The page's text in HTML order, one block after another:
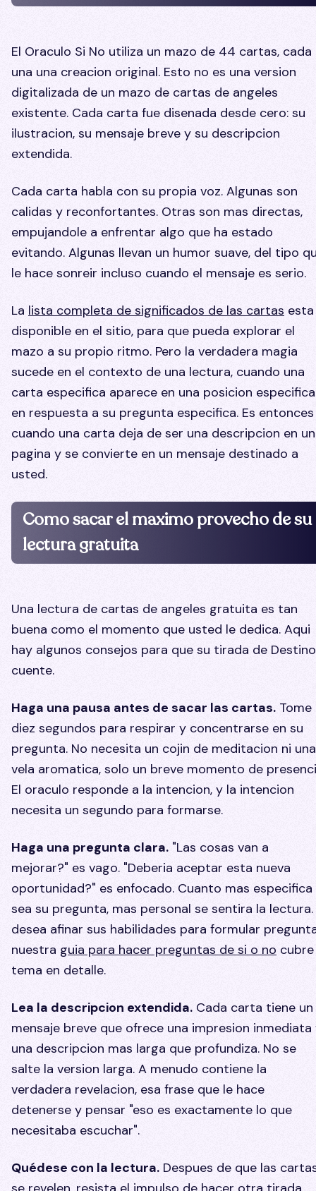
El Oraculo Si No utiliza un mazo de 44 cartas, cada
una una creacion original. Esto no es una version
digitalizada de un mazo de cartas de angeles
existente. Cada carta fue disenada desde cero: su
ilustracion, su mensaje breve y su descripcion
extendida.
Cada carta habla con su propia voz. Algunas son
calidas y reconfortantes. Otras son mas directas,
empujandole a enfrentar algo que ha estado
evitando. Algunas llevan un humor suave, del tipo
le hace sonreir incluso cuando el mensaje es serio.
La lista completa de significados de las cartas esta
disponible en el sitio, para que pueda explorar el
mazo a su propio ritmo. Pero la verdadera magia
sucede en el contexto de una lectura, cuando una
carta especifica aparece en una posicion especifica
en respuesta a su pregunta especifica. Es entonces
cuando una carta deja de ser una descripcion en
pagina y se convierte en un mensaje destinado a
usted.
Como sacar el maximo provecho de su
lectura gratuita
Una lectura de cartas de angeles gratuita es tan
buena como el momento que usted le dedica. Aqui
hay algunos consejos para que su tirada de Destino
cuente.
Haga una pausa antes de sacar las cartas. Tome
diez segundos para respirar y concentrarse en su
pregunta. No necesita un cojin de meditacion ni una
vela aromatica, solo un breve momento de
El oraculo responde a la intencion, y la intencion
necesita un segundo para formarse.
Haga una pregunta clara. "Las cosas van a
mejorar?" es vago. "Deberia aceptar esta nueva
oportunidad?" es enfocado. Cuanto mas especifica
sea su pregunta, mas personal se sentira la lectura.
desea afinar sus habilidades para formular
nuestra guia para hacer preguntas de si o no
tema en detalle.
Lea la descripcion extendida. Cada carta tiene un
mensaje breve que ofrece una impresion inmediata
una descripcion mas larga que profundiza. No se
salte la version larga. A menudo contiene la
verdadera revelacion, esa frase que le hace
detenerse y pensar "eso es exactamente lo que
necesitaba escuchar".
Quédese con la lectura. Despues de que las